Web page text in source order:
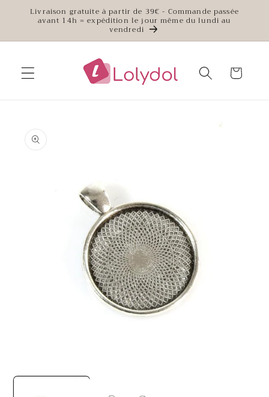
passer
contenu
Livraison gratuite à partir de 39€ - Commande passée
avant 14h = expédition le jour même du lundi au
vendredi
Panier
produits
le